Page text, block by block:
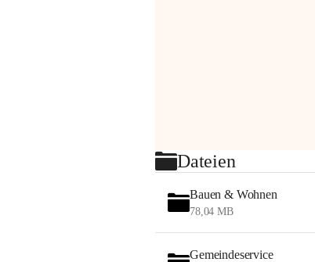
Dateien
Bauen & Wohnen
78,04 MB
Gemeindeservice